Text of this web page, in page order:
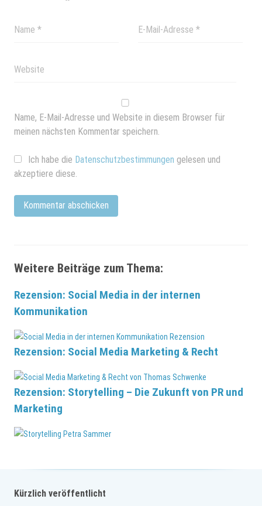
Name, E-Mail-Adresse und Website in diesem Browser für
meinen nächsten Kommentar speichern.
Ich habe die Datenschutzbestimmungen gelesen und
akzeptiere diese.
Weitere Beiträge zum Thema:
Rezension: Social Media in der internen
Kommunikation
Rezension: Social Media Marketing & Recht
Rezension: Storytelling – Die Zukunft von PR und
Marketing
Kürzlich veröffentlicht